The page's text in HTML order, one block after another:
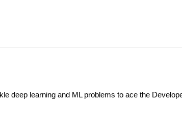
deep learning and ML problems to ace the